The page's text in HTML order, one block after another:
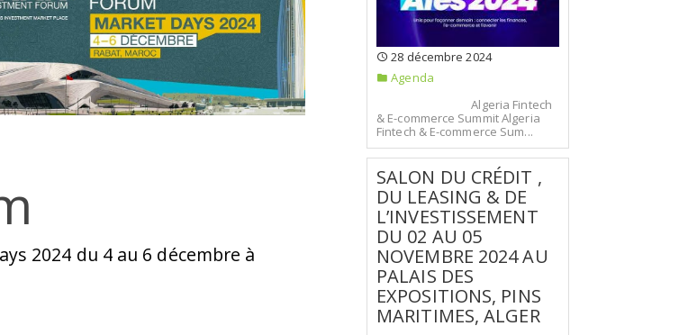
2024 du 4 au 6 décembre à
28 décembre 2024
Agenda
Algeria Fintech
& E-commerce Summit Algeria
Fintech & E-commerce Sum...
SALON DU CRÉDIT ,
DU LEASING & DE
L’INVESTISSEMENT
DU 02 AU 05
NOVEMBRE 2024 AU
PALAIS DES
EXPOSITIONS, PINS
MARITIMES, ALGER